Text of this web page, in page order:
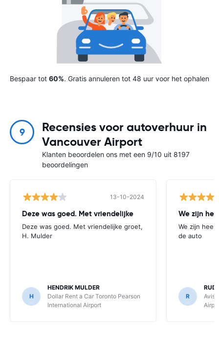
Bespaar tot 60%. Gratis annuleren tot 48 uur voor het ophalen
9
Recensies voor autoverhuur in
Vancouver Airport
Klanten beoordelen ons met een 9/10 uit 8197
beoordelingen
13-10-2024
Deze was goed. Met vriendelijke
Deze was goed. Met vriendelijke groet,
H. Mulder
H
HENDRIK MULDER
Dollar Rent a Car Toronto Pearson
International Airport
We zijn
We zijn heel
de auto
R
Avis